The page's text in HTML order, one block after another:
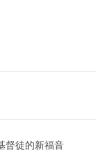
督徒的新福音